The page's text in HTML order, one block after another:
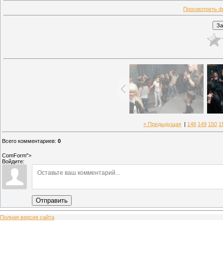
Просмотреть
« Предыдущая 148 149 150
Всего комментариев: 0
ComForm">
Войдите:
Отправить
Полная версия сайта